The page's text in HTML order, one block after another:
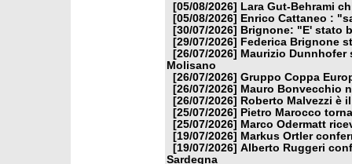
[05/08/2026]
Lara Gut-Behrami
[05/08/2026]
Enrico Cattaneo :
[30/07/2026]
Brignone: "E' stato
[29/07/2026]
Federica Brignone
[26/07/2026] Maurizio Dunnhofer
Molisano
[26/07/2026] Gruppo Coppa
[26/07/2026] Mauro Bonvecchio
[26/07/2026]
Roberto Malvezzi è
[25/07/2026]
Pietro Marocco
[25/07/2026] Marco Odermatt
[19/07/2026] Markus Ortler
[19/07/2026] Alberto Ruggeri
Sardegna